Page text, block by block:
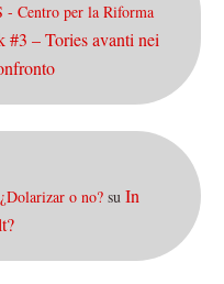
- Centro per la Riforma
– Tories avanti nei
o no? su In